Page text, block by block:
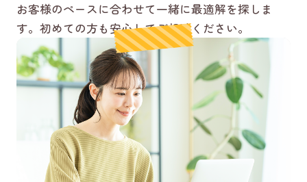
お客様のペースに合わせて一緒に最適解を探しま
す。初めての方も安心してご相談ください。